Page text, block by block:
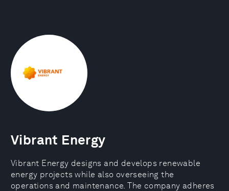
Vibrant Energy
Vibrant Energy designs and develops renewable
energy projects while also overseeing the
operations and maintenance. The company adheres